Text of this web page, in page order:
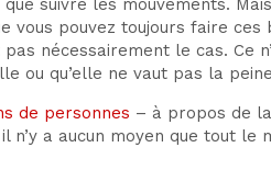
suivre les mouvements.
pouvez toujours faire ces
nécessairement le cas. Ce
ou qu’elle ne vaut pas la
de personnes – à propos de
a aucun moyen que tout le